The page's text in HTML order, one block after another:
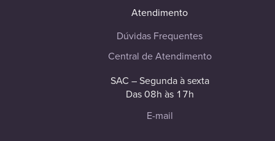
Atendimento
Dúvidas Frequentes
Central de Atendimento
SAC – Segunda à sexta
Das 08h às 17h
E-mail